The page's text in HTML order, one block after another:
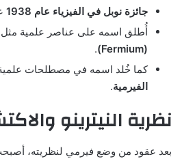
جائزة نوبل في الفيزياء عام 1938
أُطلق اسمه على عناصر علمية مثل
(Fermium)
.
كما خُلد اسمه في مصطلحات
الفيرمية.
نظرية النيترينو
بعد عقود من وضع فيرمي لنظريته،